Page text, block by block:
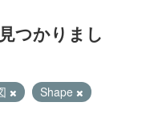
つかりまし
Shape